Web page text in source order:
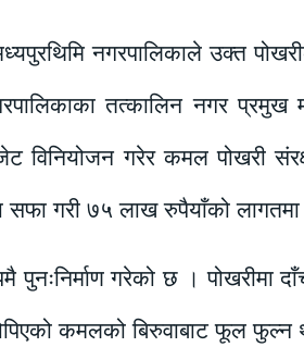
नगरपालिकाले उक्त
तत्कालिन नगर
विनियोजन गरेर कमल पोखरी
गरी ७५ लाख रुपैयाँको
गरेको छ । पोखरीमा
कमलको बिरुवाबाट फूल